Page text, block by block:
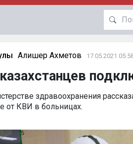
Алишер Ахметов 17.05.2021
здравоохранения
от КВИ в больницах.